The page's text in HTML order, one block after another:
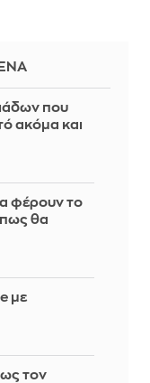
που
ακόμα και
φέρουν το
πως θα
με
τον